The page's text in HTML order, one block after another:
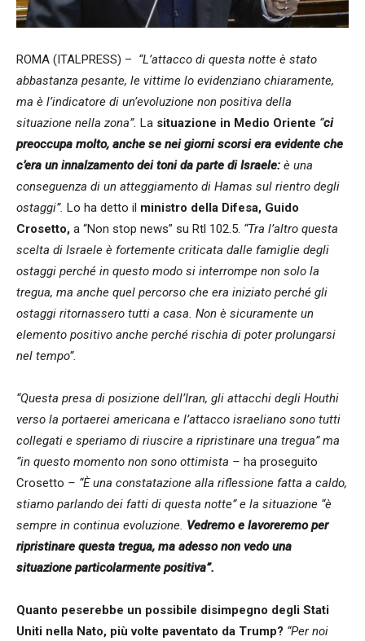
ROMA (ITALPRESS) – “L’attacco di questa notte è stato
abbastanza pesante, le vittime lo evidenziano chiaramente,
ma è l’indicatore di un’evoluzione non positiva della
situazione nella zona”. La situazione in Medio Oriente “ci
preoccupa molto, anche se nei giorni scorsi era evidente che
c’era un innalzamento dei toni da parte di Israele: è una
conseguenza di un atteggiamento di Hamas sul rientro degli
ostaggi”. Lo ha detto il ministro della Difesa, Guido
Crosetto, a “Non stop news” su Rtl 102.5. “Tra l’altro questa
scelta di Israele è fortemente criticata dalle famiglie degli
ostaggi perché in questo modo si interrompe non solo la
tregua, ma anche quel percorso che era iniziato perché gli
ostaggi ritornassero tutti a casa. Non è sicuramente un
elemento positivo anche perché rischia di poter prolungarsi
nel tempo”.
“Questa presa di posizione dell’Iran, gli attacchi degli Houthi
verso la portaerei americana e l’attacco israeliano sono tutti
collegati e speriamo di riuscire a ripristinare una tregua” ma
“in questo momento non sono ottimista – ha proseguito
Crosetto – “È una constatazione alla riflessione fatta a caldo,
stiamo parlando dei fatti di questa notte” e la situazione “è
sempre in continua evoluzione. Vedremo e lavoreremo per
ripristinare questa tregua, ma adesso non vedo una
situazione particolarmente positiva”.
Quanto peserebbe un possibile disimpegno degli Stati
Uniti nella Nato, più volte paventato da Trump? “Per noi